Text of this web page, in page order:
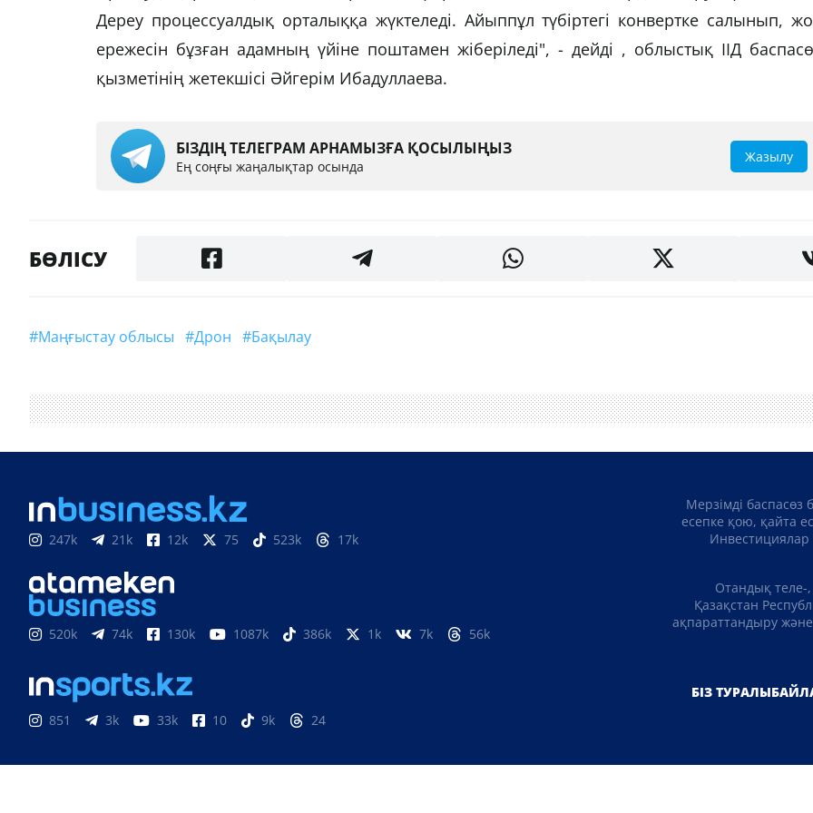
Дереу процессуалдық орталыққа жүктеледі. Айыппұл түбіртегі конвертке салынып,
ережесін бұзған адамның үйіне поштамен жіберіледі", - дейді , облыстық ІІД
қызметінің жетекшісі Әйгерім Ибадуллаева.
БІЗДІҢ ТЕЛЕГРАМ АРНАМЫЗҒА ҚОСЫЛЫҢЫЗ
Ең соңғы жаңалықтар осында
Жазылу
БӨЛІСУ
#Маңғыстау облысы #дрон #бақылау
247k 21k 12k 75 523k 17k
520k 74k 130k 1087k 386k 1k 7k 56k
851 3k 33k 10 9k 24
Мерзімді баспасөз
есепке қою, қайта
Инвестициялар
Отандық теле-
Қазақстан
ақпараттандыру
БІЗ ТУРАЛЫ